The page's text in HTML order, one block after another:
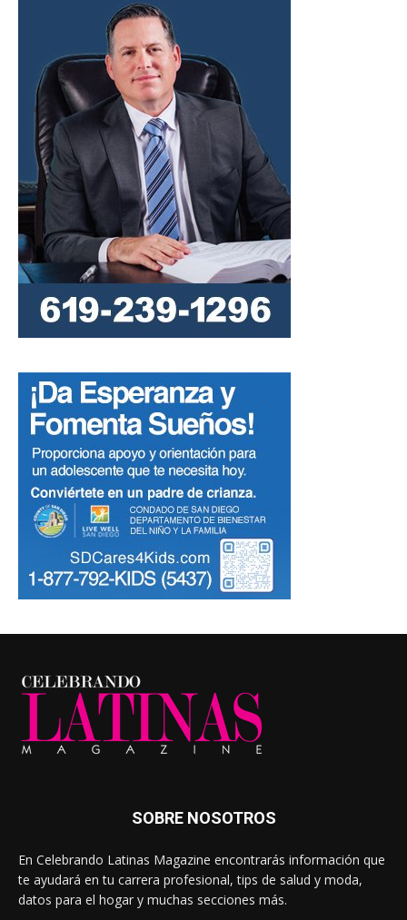
SOBRE NOSOTROS
En Celebrando Latinas Magazine encontrarás información que
te ayudará en tu carrera profesional, tips de salud y moda,
datos para el hogar y muchas secciones más.